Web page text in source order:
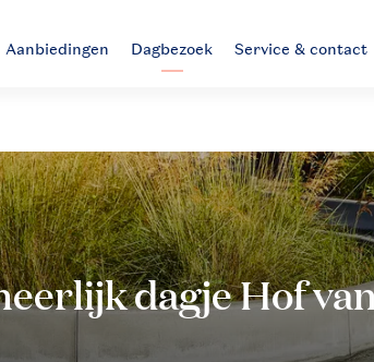
Aanbiedingen Dagbezoek Service & contact